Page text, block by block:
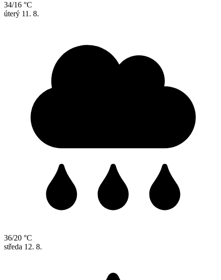
34/16 °C
úterý 11. 8.
36/20 °C
středa 12. 8.